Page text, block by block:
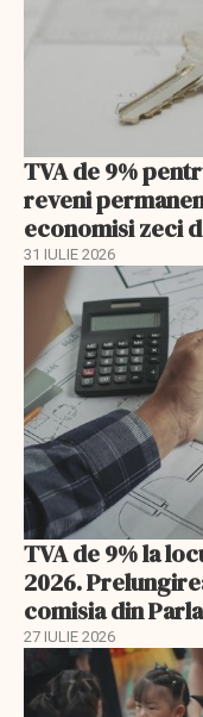
TVA de 9%
reveni
economisi zeci
31 IULIE 2026
TVA de 9% la
2026.
comisia din
27 IULIE 2026